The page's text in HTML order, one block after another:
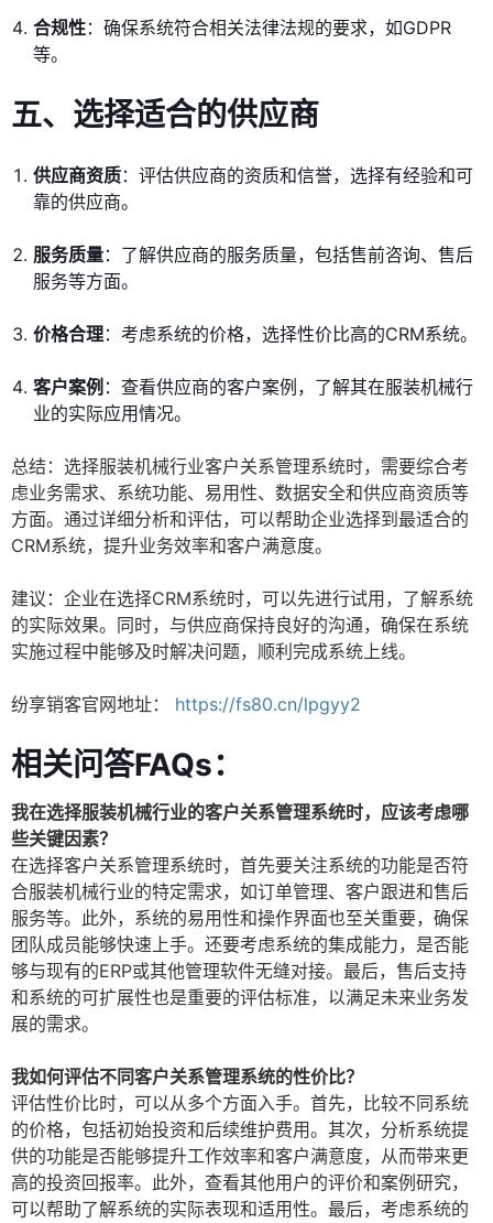
合规性：确保系统符合相关法律法规的要求，如GDPR
等。
五、选择适合的供应商
供应商资质：评估供应商的资质和信誉，选择有经验和可
靠的供应商。
服务质量：了解供应商的服务质量，包括售前咨询、售后
服务等方面。
价格合理：考虑系统的价格，选择性价比高的CRM系统。
客户案例 ：查看供应商的客户案例，了解其在服装机械行
业的实际应用情况。
总结：选择服装机械行业客户关系管理系统时，需要综合考
虑业务需求、系统功能、易用性、数据安全和供应商资质等
方面。通过详细分析和评估，可以帮助企业选择到最适合的
CRM系统，提升业务效率和客户满意度。
建议：企业在选择CRM系统时，可以先进行试用，了解系统
的实际效果。同时，与供应商保持良好的沟通，确保在系统
实施过程中能够及时解决问题，顺利完成系统上线。
纷享销客官网地址： https://fs80.cn/lpgyy2
相关问答FAQs：
我在选择服装机械行业的客户关系管理系统时，应该考虑哪
些关键因素？
在选择客户关系管理系统时，首先要关注系统的功能是否符
合服装机械行业的特定需求，如订单管理、客户跟进和售后
服务等。此外，系统的易用性和操作界面也至关重要，确保
团队成员能够快速上手。还要考虑系统的集成能力，是否能
够与现有的ERP或其他管理软件无缝对接。最后，售后支持
和系统的可扩展性也是重要的评估标准，以满足未来业务发
展的需求。
我如何评估不同客户关系管理系统的性价比？
评估性价比时，可以从多个方面入手。首先，比较不同系统
的价格，包括初始投资和后续维护费用。其次，分析系统提
供的功能是否能够提升工作效率和客户满意度，从而带来更
高的投资回报率。此外，查看其他用户的评价和案例研究，
可以帮助了解系统的实际表现和适用性。最后，考虑系统的